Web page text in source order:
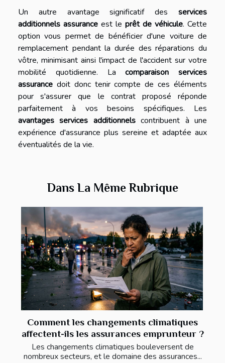
Un autre avantage significatif des services
additionnels assurance est le prêt de véhicule. Cette
option vous permet de bénéficier d'une voiture de
remplacement pendant la durée des réparations du
vôtre, minimisant ainsi l'impact de l'accident sur votre
mobilité quotidienne. Lacomparaison services
assurance doit donc tenir compte de ces éléments
pour s'assurer que le contrat proposé réponde
parfaitement à vos besoins spécifiques. Les
avantages services additionnelscontribuent à une
expérience d'assurance plus sereine et adaptée aux
éventualités de la vie.
Dans La Même Rubrique
Comment les changements climatiques
affectent-ils les assurances emprunteur ?
Les changements climatiques bouleversent de
nombreux secteurs, et le domaine des assurances...